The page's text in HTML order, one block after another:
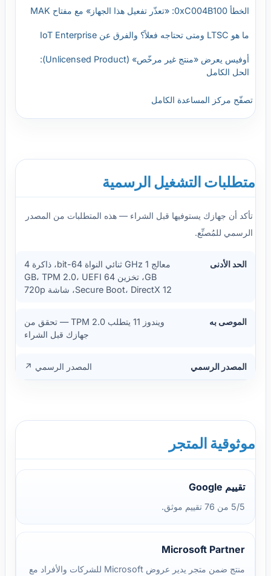
الخطأ 0xC004B100: «تعذّر تفعيل هذا الجهاز» مع مفتاح MAK
ما هو LTSC ومتى تحتاجه فعلاً؟ والفرق عن IoT Enterprise
أوفيس يعرض «منتج غير مرخّص» (Unlicensed Product):
الحل الكامل
تصفّح مركز المساعدة الكامل
متطلبات التشغيل الرسمية
تأكد أن جهازك يستوفيها قبل الشراء — هذه المتطلبات من المصدر
الرسمي للمُصنِّع.
الحد الأدنى
معالج 1 GHz ثنائي النواة 64-bit، ذاكرة 4
GB، تخزين 64 GB، TPM 2.0، UEFI
Secure Boot، DirectX 12، شاشة 720p
الموصى به
ويندوز 11 يتطلب TPM 2.0 — تحقق من
جهازك قبل الشراء
المصدر الرسمي المصدر الرسمي ↗
موثوقية المتجر
تقييم Google
5/5 من 76 تقييم موثق.
Microsoft Partner
منتج ضمن متجر يدير عروض Microsoft للشركات والأفراد مع